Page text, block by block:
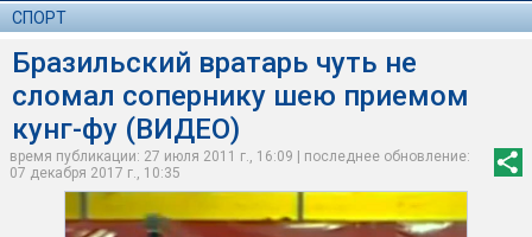
СПОРТ
Бразильский вратарь чуть не
сломал сопернику шею приемом
кунг-фу (ВИДЕО)
время публикации: 27 июля 2011 г., 16:09 | последнее обновление:
07 декабря 2017 г., 10:35